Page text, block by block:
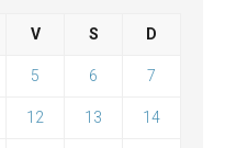
V S D
5 6 7
12 13 14